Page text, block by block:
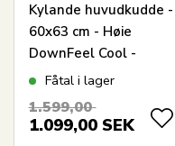
Kylande huvudkudde -
60x63 cm - Høie
DownFeel Cool -
Justerbar kudde -
Fåtal i lager
1.599,00
1.099,00 SEK